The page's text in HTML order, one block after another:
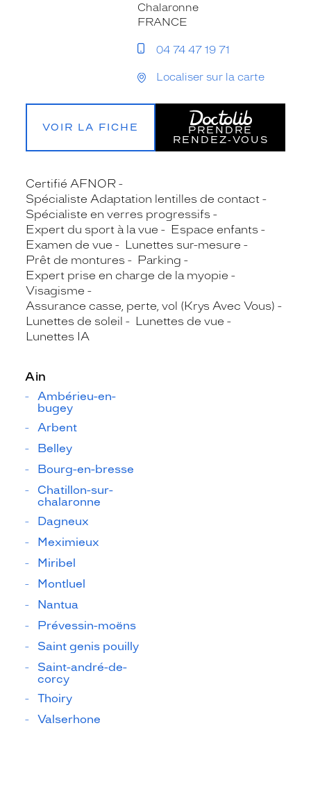
Chalaronne
FRANCE
04 74 47 19 71
Localiser sur la carte
VOIR LA FICHE
PRENDRE
RENDEZ‑VOUS
Certifié AFNOR
Spécialiste Adaptation lentilles de contact
Spécialiste en verres progressifs
Expert du sport à la vue
Espace enfants
Examen de vue
Lunettes sur-mesure
Prêt de montures
Parking
Expert prise en charge de la myopie
Visagisme
Assurance casse, perte, vol (Krys Avec Vous)
Lunettes de soleil
Lunettes de vue
Lunettes IA
Ain
Ambérieu-en-
bugey
Arbent
Belley
Bourg-en-bresse
Chatillon-sur-
chalaronne
Dagneux
Meximieux
Miribel
Montluel
Nantua
Prévessin-moëns
Saint genis pouilly
Saint-andré-de-
corcy
Thoiry
Valserhone